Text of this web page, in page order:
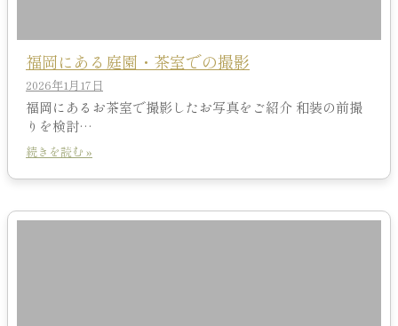
福岡にある庭園・茶室での撮影
2026年1月17日
福岡にあるお茶室で撮影したお写真をご紹介 和装の前撮
りを検討…
続きを読む »